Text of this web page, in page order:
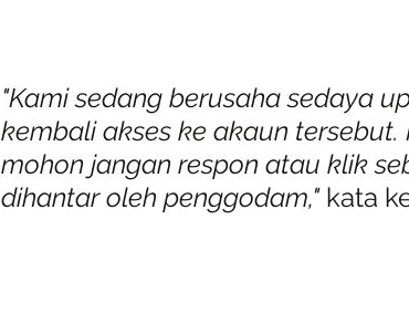
"Kami sedang berusaha sedaya
kembali akses ke akaun
mohon jangan respon atau klik
dihantar oleh penggodam," kata